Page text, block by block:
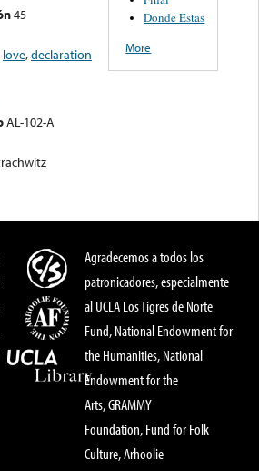
45
love,declaration
AL-102-A
Donde Estas
More
Agradecemos a todos los
patronicadores, especialmente
al UCLA Los Tigres de Norte
Fund, National Endowment for
the Humanities, National
Endowment for the
Arts, GRAMMY
Foundation, Fund for Folk
Culture, Arhoolie